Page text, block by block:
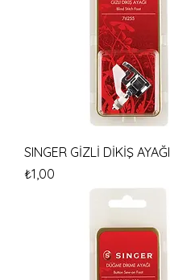
SINGER GİZLİ DİKİŞ AYAĞI
Fiyat
₺1,00